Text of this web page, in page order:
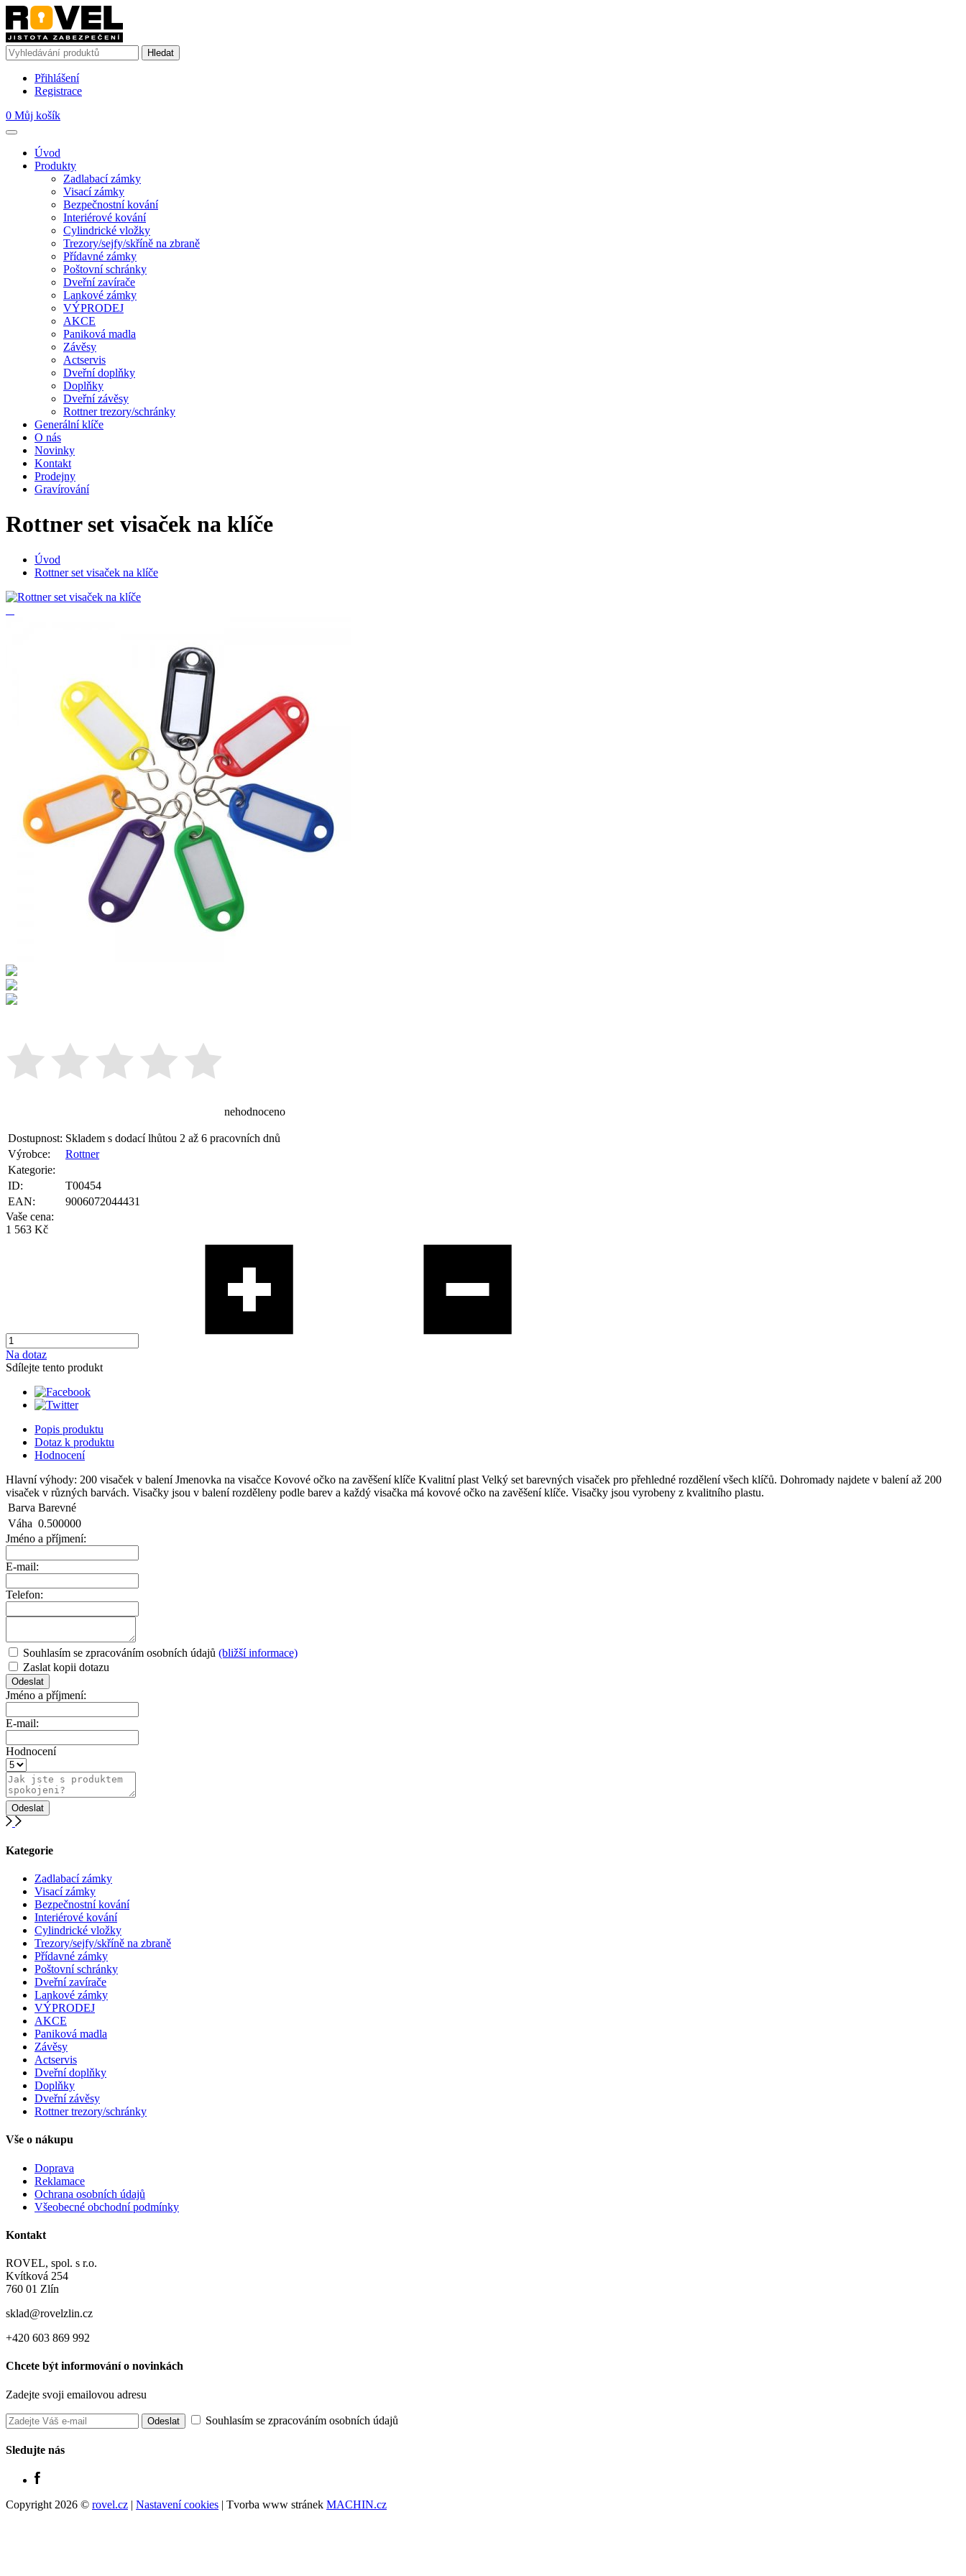
Přihlášení
Registrace
0 Můj košík
Úvod
Produkty
Zadlabací zámky
Visací zámky
Bezpečnostní kování
Interiérové kování
Cylindrické vložky
Trezory/sejfy/skříně na zbraně
Přídavné zámky
Poštovní schránky
Dveřní zavírače
Lankové zámky
VÝPRODEJ
AKCE
Paniková madla
Závěsy
Actservis
Dveřní doplňky
Doplňky
Dveřní závěsy
Rottner trezory/schránky
Generální klíče
O nás
Novinky
Kontakt
Prodejny
Gravírování
Rottner set visaček na klíče
Úvod
Rottner set visaček na klíče
nehodnoceno
Dostupnost: Skladem s dodací lhůtou 2 až 6 pracovních dnů
Výrobce:
Rottner
Kategorie:
ID:
T00454
EAN:
9006072044431
Vaše cena:
1 563 Kč
Na dotaz
Sdílejte tento produkt
Popis produktu
Dotaz k produktu
Hodnocení
Hlavní výhody: 200 visaček v balení Jmenovka na visačce Kovové očko na zavěšení klíče Kvalitní plast Velký set barevných visaček pro přehledné rozdělení všech klíčů. Dohromady najdete v balení až 200
visaček v různých barvách. Visačky jsou v balení rozděleny podle barev a každý visačka má kovové očko na zavěšení klíče. Visačky jsou vyrobeny z kvalitního plastu.
Barva Barevné
Váha 0.500000
Jméno a příjmení:
E-mail:
Telefon:
Souhlasím se zpracováním osobních údajů (bližší informace)
Zaslat kopii dotazu
Jméno a příjmení:
E-mail:
Hodnocení
Kategorie
Zadlabací zámky
Visací zámky
Bezpečnostní kování
Interiérové kování
Cylindrické vložky
Trezory/sejfy/skříně na zbraně
Přídavné zámky
Poštovní schránky
Dveřní zavírače
Lankové zámky
VÝPRODEJ
AKCE
Paniková madla
Závěsy
Actservis
Dveřní doplňky
Doplňky
Dveřní závěsy
Rottner trezory/schránky
Vše o nákupu
Doprava
Reklamace
Ochrana osobních údajů
Všeobecné obchodní podmínky
Kontakt
ROVEL, spol. s r.o.
Kvítková 254
760 01 Zlín
sklad@rovelzlin.cz
+420 603 869 992
Chcete být informování o novinkách
Zadejte svoji emailovou adresu
Souhlasím se zpracováním osobních údajů
Sledujte nás
Copyright 2026 © rovel.cz | Nastavení cookies | Tvorba www stránek MACHIN.cz